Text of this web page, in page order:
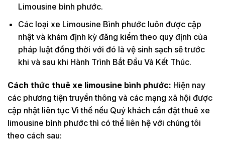
Limousine bình phước.
Các loại xe Limousine Bình phước luôn được cập
nhật và khám định kỳ đăng kiểm theo quy định của
pháp luật đồng thời với đó là vệ sinh sạch sẽ trước
khi và sau khi Hành Trình Bắt Đầu Và Kết Thúc.
Cách thức thuê xe limousine bình phước: Hiện nay
các phương tiện truyền thông và các mạng xã hội được
cập nhật liên tục Vì thế nếu Quý khách cần đặt thuê xe
limousine bình phước thì có thể liên hệ với chúng tôi
theo cách sau: